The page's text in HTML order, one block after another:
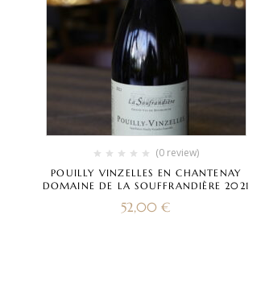
(0 review)
POUILLY VINZELLES EN CHANTENAY
DOMAINE DE LA SOUFFRANDIÈRE 2021
52,00€